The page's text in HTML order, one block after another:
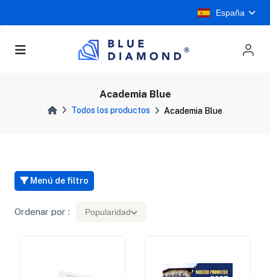
España
Academia Blue
Todos los productos Academia Blue
Menú de filtro
Ordenar por : Popularidad